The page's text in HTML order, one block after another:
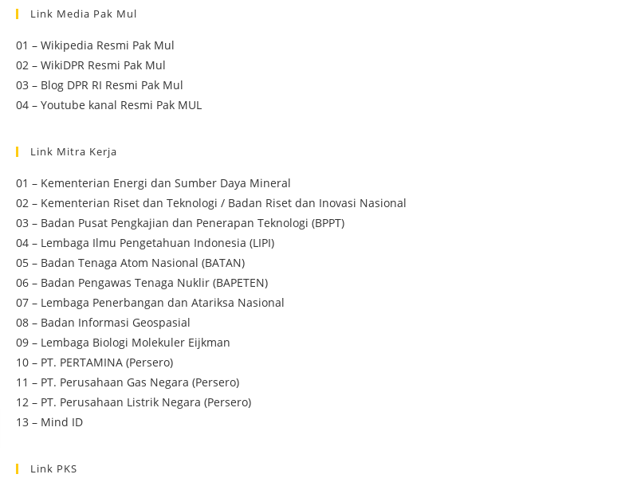
Link Media Pak Mul
01 – Wikipedia Resmi Pak Mul
02 – WikiDPR Resmi Pak Mul
03 – Blog DPR RI Resmi Pak Mul
04 – Youtube kanal Resmi Pak MUL
Link Mitra Kerja
01 – Kementerian Energi dan Sumber Daya Mineral
02 – Kementerian Riset dan Teknologi / Badan Riset dan Inovasi Nasional
03 – Badan Pusat Pengkajian dan Penerapan Teknologi (BPPT)
04 – Lembaga Ilmu Pengetahuan Indonesia (LIPI)
05 – Badan Tenaga Atom Nasional (BATAN)
06 – Badan Pengawas Tenaga Nuklir (BAPETEN)
07 – Lembaga Penerbangan dan Atariksa Nasional
08 – Badan Informasi Geospasial
09 – Lembaga Biologi Molekuler Eijkman
10 – PT. PERTAMINA (Persero)
11 – PT. Perusahaan Gas Negara (Persero)
12 – PT. Perusahaan Listrik Negara (Persero)
13 – Mind ID
Link PKS